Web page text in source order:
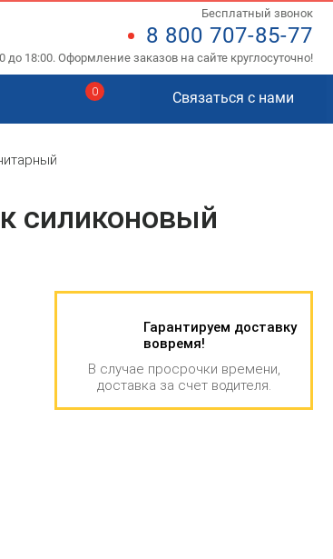
Бесплатный звонок
8 800 707-85-77
до 18:00. Оформление заказов на сайте круглосуточно!
Связаться с нами
0
силиконовый
Гарантируем доставку
вовремя!
В случае просрочки времени,
доставка за счет водителя.